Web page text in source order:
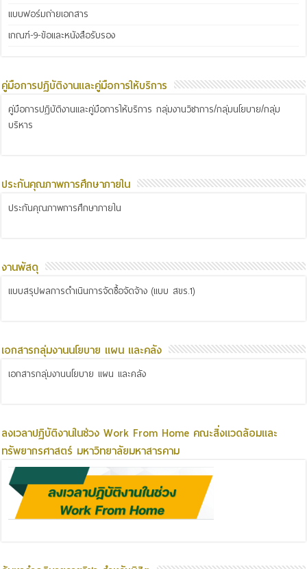
แบบฟอร์มถ่ายเอกสาร
เกณฑ์-9-ข้อและหนังสือรับรอง
คู่มือการปฏิบัติงานและคู่มือการให้บริการ
คู่มือการปฏิบัติงานและคู่มือการให้บริการ กลุ่มงานวิชาการ/กลุ่มนโยบาย/กลุ่ม
บริหาร
ประกันคุณภาพการศึกษาภายใน
ประกันคุณภาพการศึกษาภายใน
งานพัสดุ
แบบสรุปผลการดำเนินการจัดซื้อจัดจ้าง (แบบ สขร.1)
เอกสารกลุ่มงานนโยบาย แผน และคลัง
เอกสารกลุ่มงานนโยบาย แผน และคลัง
ลงเวลาปฏิบัติงานในช่วง Work From Home คณะสิ่งแวดล้อมและ
ทรัพยากรศาสตร์ มหาวิทยาลัยมหาสารคาม